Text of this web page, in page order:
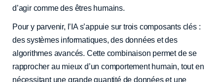
d’agir comme des êtres humains.
Pour y parvenir, l’IA s’appuie sur trois composants clés :
des systèmes informatiques, des données et des
algorithmes avancés. Cette combinaison permet de se
rapprocher au mieux d’un comportement humain, tout en
nécessitant une grande quantité de données et une